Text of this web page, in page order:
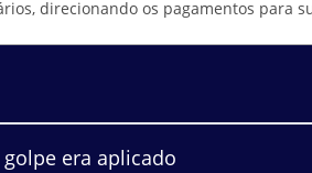
direcionando os pagamentos para
era aplicado